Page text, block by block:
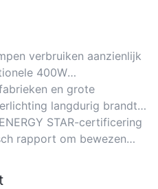
verbruiken aanzienlijk
400W
waardoor de
lager uitvallen met
helderheid.
en grote
langdurig brandt,
worden verlaagd
van de verlichting.
STAR-certificering
rapport om bewezen